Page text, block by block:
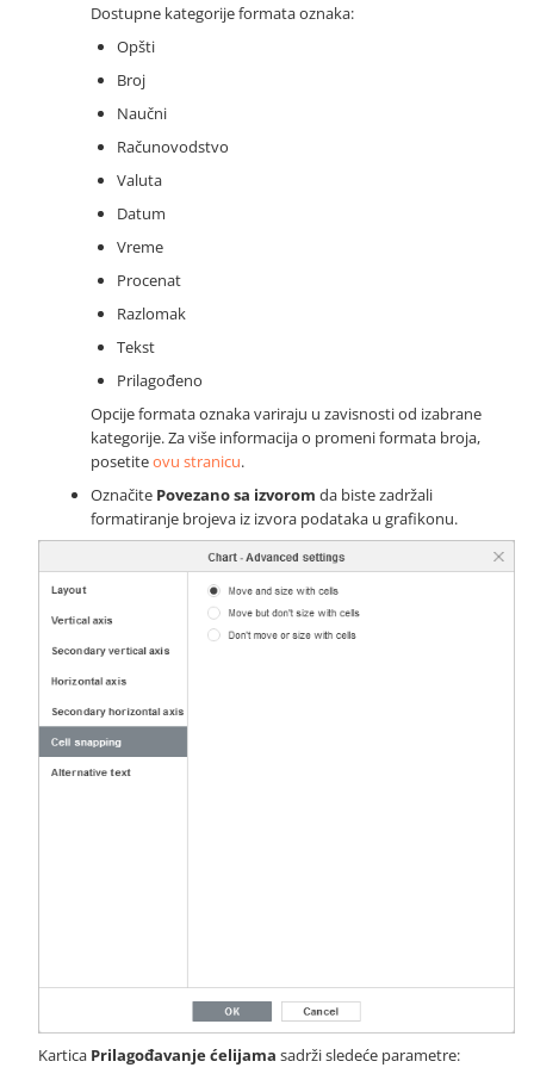
Dostupne kategorije formata oznaka:
Opšti
Broj
Naučni
Računovodstvo
Valuta
Datum
Vreme
Procenat
Razlomak
Tekst
Prilagođeno
Opcije formata oznaka variraju u zavisnosti od izabrane
kategorije. Za više informacija o promeni formata broja,
posetiteovu stranicu.
Označite Povezano sa izvorom da biste zadržali
formatiranje brojeva iz izvora podataka u grafikonu.
Kartica Prilagođavanje ćelijama sadrži sledeće parametre: